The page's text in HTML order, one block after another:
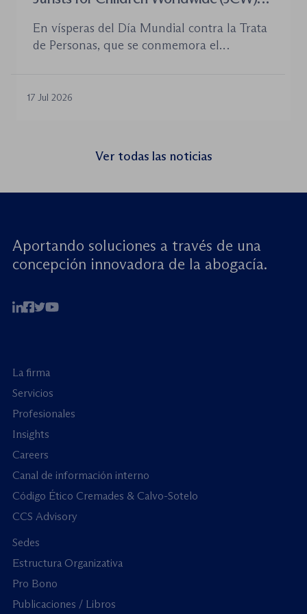
para combatir la trata de menores y
defender el Estado de Derecho
En vísperas del Día Mundial contra la Trata
de Personas, que se conmemora el
la World Jurist Association (WJA) y Just
seminario web internacional «Trata de
menores: reforzando la rendición de
17 Jul 2026
Ver todas las noticias
Aportando soluciones a través de una
concepción innovadora de la abogacía.
La firma
Servicios
Profesionales
Insights
Careers
Canal de información interno
Código Ético Cremades & Calvo-Sotelo
CCS Advisory
Sedes
Estructura Organizativa
Pro Bono
Publicaciones / Libros